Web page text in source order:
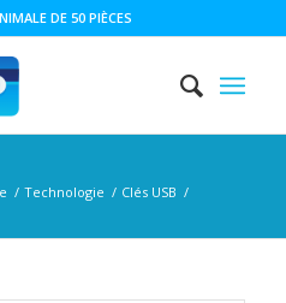
DE 50 PIÈCES
/ Technologie / Clés USB /